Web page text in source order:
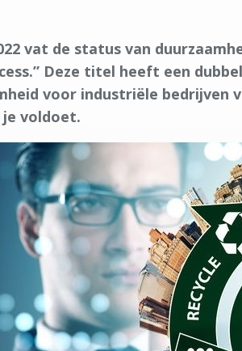
vat de status van
Deze titel heeft een
voor industriële
voldoet.